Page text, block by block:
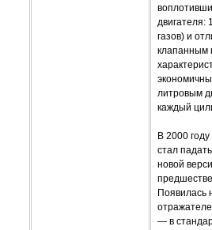
двигателя:
газов) и
клапанным
литровым
каждый
В 2000
стал
новой
Появилась
— в